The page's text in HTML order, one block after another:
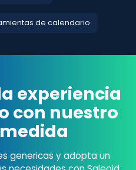
de calendario
experiencia
con nuestro
genericas y adopta un